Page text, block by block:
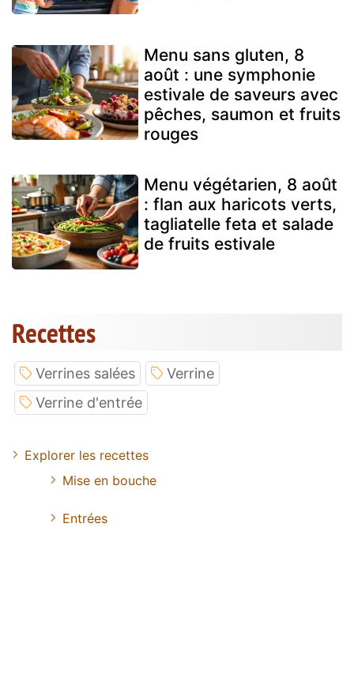
Menu sans gluten, 8
août : une symphonie
estivale de saveurs avec
pêches, saumon et fruits
rouges
Menu végétarien, 8 août
: flan aux haricots verts,
tagliatelle feta et salade
de fruits estivale
Recettes
Verrines salées
Verrine
Verrine d'entrée
Explorer les recettes
Mise en bouche
Entrées